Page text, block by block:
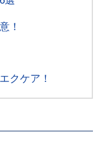
！
クケア！